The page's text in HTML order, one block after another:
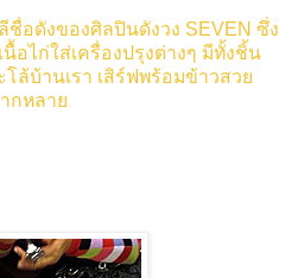
ชื่อดังของศิลปินดังวง SEVEN ซึ่ง
อไก่ใส่เครื่องปรุงต่างๆ มีทั้งชิ้น
ล้บ้านเรา เสิร์ฟพร้อมข้าวสวย
กหลาย